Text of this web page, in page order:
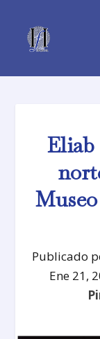
Publicado
Ene 21,